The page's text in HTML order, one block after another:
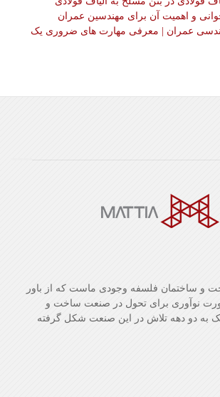
و اهمیت آن برای مهندسین عمران
عمران | معرفی مهارت های ضروری یک
و ساختمان فلسفه وجودی ماست که از باور
نوآوری برای تحول در صنعت ساخت و
به دو دهه تلاش در این صنعت شکل گرفته